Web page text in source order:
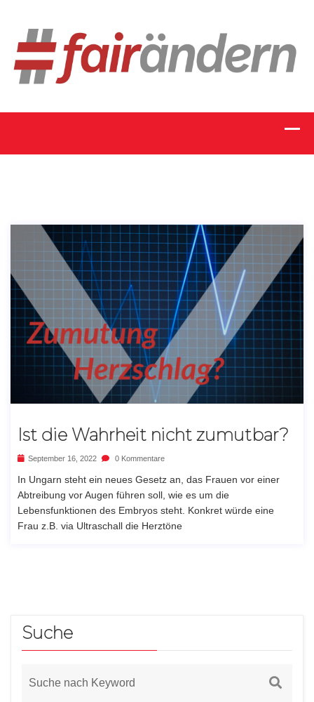
Ist die Wahrheit nicht zumutbar?
September 16, 2022 0 Kommentare
In Ungarn steht ein neues Gesetz an, das Frauen vor einer
Abtreibung vor Augen führen soll, wie es um die
Lebensfunktionen des Embryos steht. Konkret würde eine
Frau z.B. via Ultraschall die Herztöne
Suche